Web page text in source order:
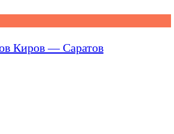
Киров — Саратов